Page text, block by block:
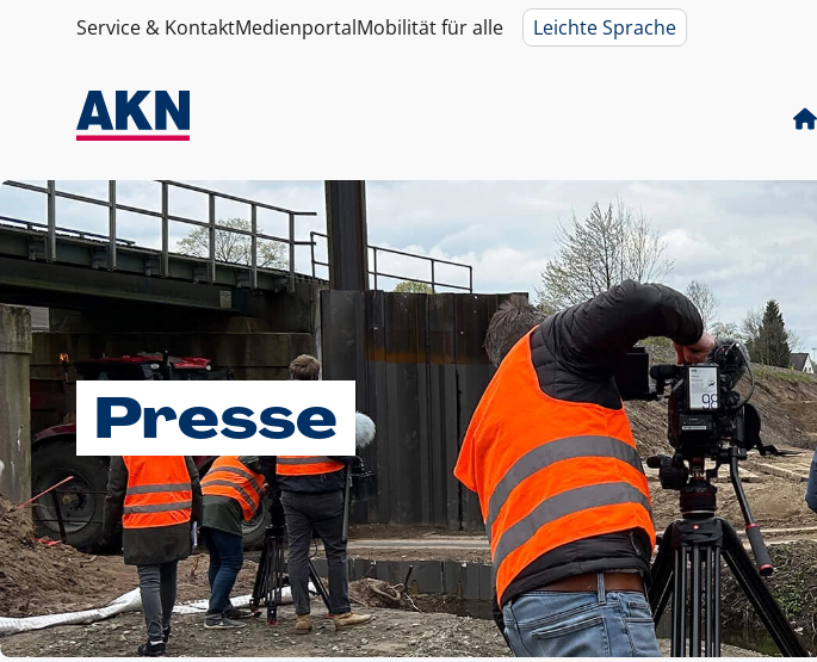
Service & KontaktMedienportalMobilität für alle Leichte Sprache
Presse